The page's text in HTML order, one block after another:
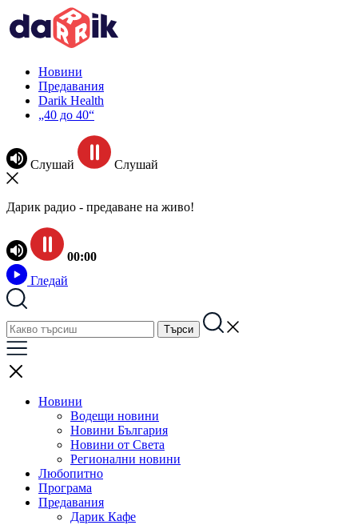
Новини
Предавания
Darik Health
„40 до 40“
Слушай Слушай
Дарик радио - предаване на живо!
00:00
Гледай
Новини
Водещи новини
Новини България
Новини от Света
Регионални новини
Любопитно
Програма
Предавания
Дарик Кафе